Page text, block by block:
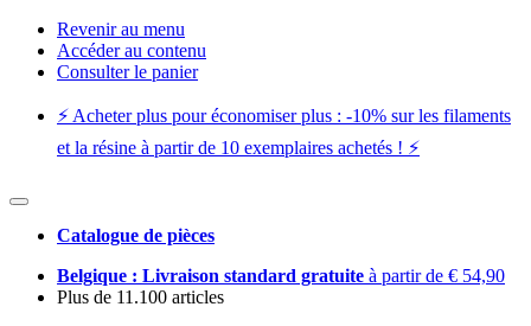
Revenir au menu
Accéder au contenu
Consulter le panier
⚡️ Acheter plus pour économiser plus : -10% sur les filaments
et la résine à partir de 10 exemplaires achetés ! ⚡️
Catalogue de pièces
Belgique : Livraison standard gratuite à partir de € 54,90
Plus de 11.100 articles